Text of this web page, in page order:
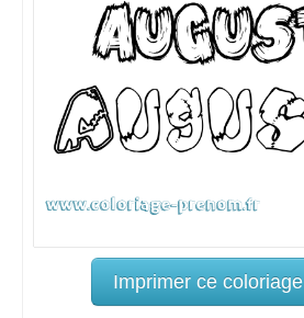
Imprimer ce coloriage